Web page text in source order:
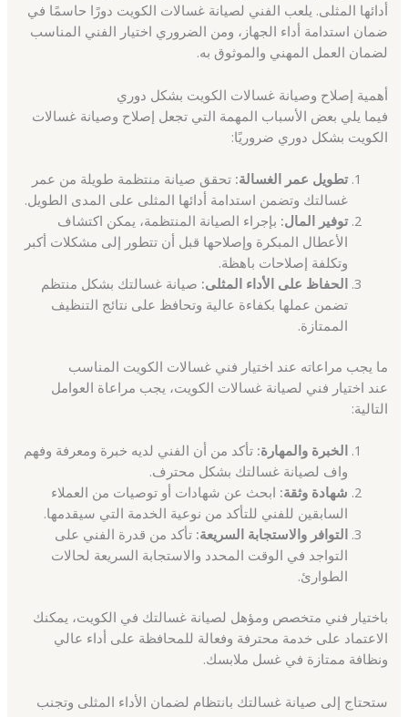
أدائها المثلى. يلعب الفني لصيانة غسالات الكويت دورًا حاسمًا في
ضمان استدامة أداء الجهاز، ومن الضروري اختيار الفني المناسب
لضمان العمل المهني والموثوق به.
أهمية إصلاح وصيانة غسالات الكويت بشكل دوري
فيما يلي بعض الأسباب المهمة التي تجعل إصلاح وصيانة غسالات
الكويت بشكل دوري ضروريًا:
تطويل عمر الغسالة: تحقق صيانة منتظمة طويلة من عمر
غسالتك وتضمن استدامة أدائها المثلى على المدى الطويل.
توفير المال: بإجراء الصيانة المنتظمة، يمكن اكتشاف
الأعطال المبكرة وإصلاحها قبل أن تتطور إلى مشكلات أكبر
وتكلفة إصلاحات باهظة.
الحفاظ على الأداء المثلى: صيانة غسالتك بشكل منتظم
تضمن عملها بكفاءة عالية وتحافظ على نتائج التنظيف
الممتازة.
ما يجب مراعاته عند اختيار فني غسالات الكويت المناسب
عند اختيار فني لصيانة غسالات الكويت، يجب مراعاة العوامل
التالية:
الخبرة والمهارة: تأكد من أن الفني لديه خبرة ومعرفة وفهم
واف لصيانة غسالتك بشكل محترف.
شهادة وثقة: ابحث عن شهادات أو توصيات من العملاء
السابقين للفني للتأكد من نوعية الخدمة التي سيقدمها.
التوافر والاستجابة السريعة: تأكد من قدرة الفني على
التواجد في الوقت المحدد والاستجابة السريعة لحالات
الطوارئ.
باختيار فني متخصص ومؤهل لصيانة غسالتك في الكويت، يمكنك
الاعتماد على خدمة محترفة وفعالة للمحافظة على أداء عالي
ونظافة ممتازة في غسل ملابسك.
ستحتاج إلى صيانة غسالتك بانتظام لضمان الأداء المثلى وتجنب